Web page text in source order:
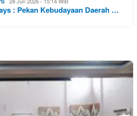
: Pekan Kebudayaan Daerah …